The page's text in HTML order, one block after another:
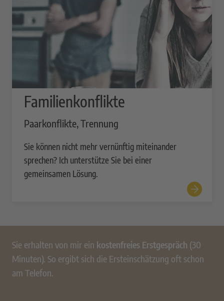
Familienkonflikte
Paarkonflikte, Trennung
Sie können nicht mehr vernünftig miteinander
sprechen? Ich unterstütze Sie bei einer
gemeinsamen Lösung.
Sie erhalten von mir ein kostenfreies Erstgespräch (30
Minuten). So ergibt sich die Ersteinschätzung oft schon
am Telefon.